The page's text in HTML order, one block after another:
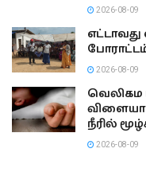
2026-08-09
2026-08-09
வெலிகம
நீரில்
2026-08-09